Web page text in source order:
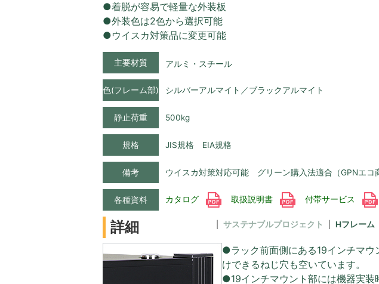
●着脱が容易で軽量な外装板
●外装色は2色から選択可能
●ウイスカ対策品に変更可能
主要材質 アルミ・スチール
色(フレーム部) シルバーアルマイト／ブラックアルマイト
静止荷重 500kg
規格 JIS規格 EIA規格
備考 ウイスカ対策対応可能 グリーン購入法適合（GPNエコ
各種資料 カタログ 取扱説明書 付帯サービス
詳細 サステナブルプロジェクト Hフレーム
●ラック前面側にある19インチマウ
けできるねじ穴も空いています。
●19インチマウント部には機器実装